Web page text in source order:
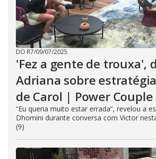
DO R7/09/07/2025
'Fez a gente de trouxa',
Adriana sobre
de Carol | Power Couple
“Eu queria muito estar errada”, revelou a
Dhomini durante conversa com Victor
(9)